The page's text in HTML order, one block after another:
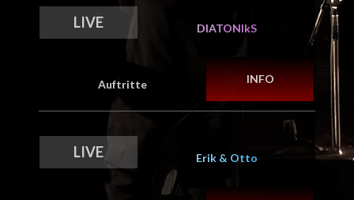
LIVE DIATONIkS
Auftritte INFO
LIVE Erik & Otto